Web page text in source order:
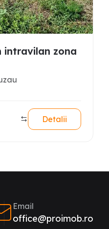
intravilan zona
Detalii
Email
office@proimob.ro